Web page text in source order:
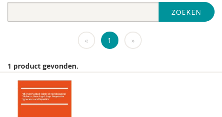
Fier
GREVIO
ZOEKEN
« 1 »
1 product gevonden.